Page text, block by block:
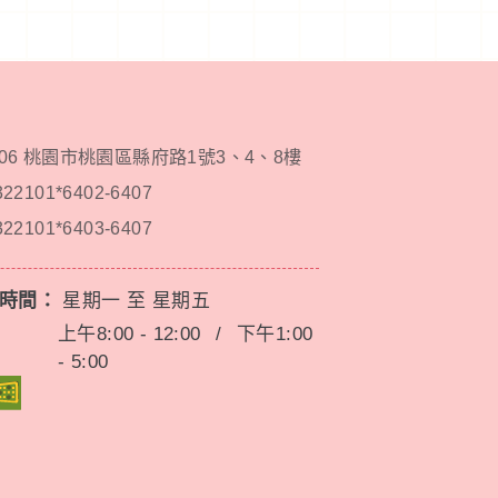
桃園市桃園區縣府路1號3、4、8樓
6407
6407
間： 星期一 至 星期五
上午8:00 - 12:00
/
下午1:00
- 5:00